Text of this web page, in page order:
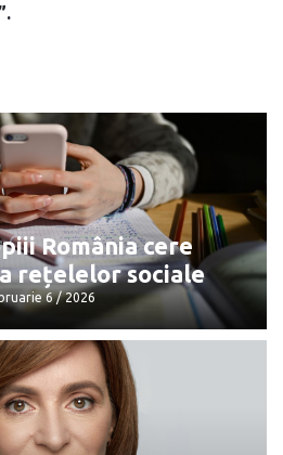
România cere
rețelelor sociale
6 / 2026
România cere
rețelelor sociale